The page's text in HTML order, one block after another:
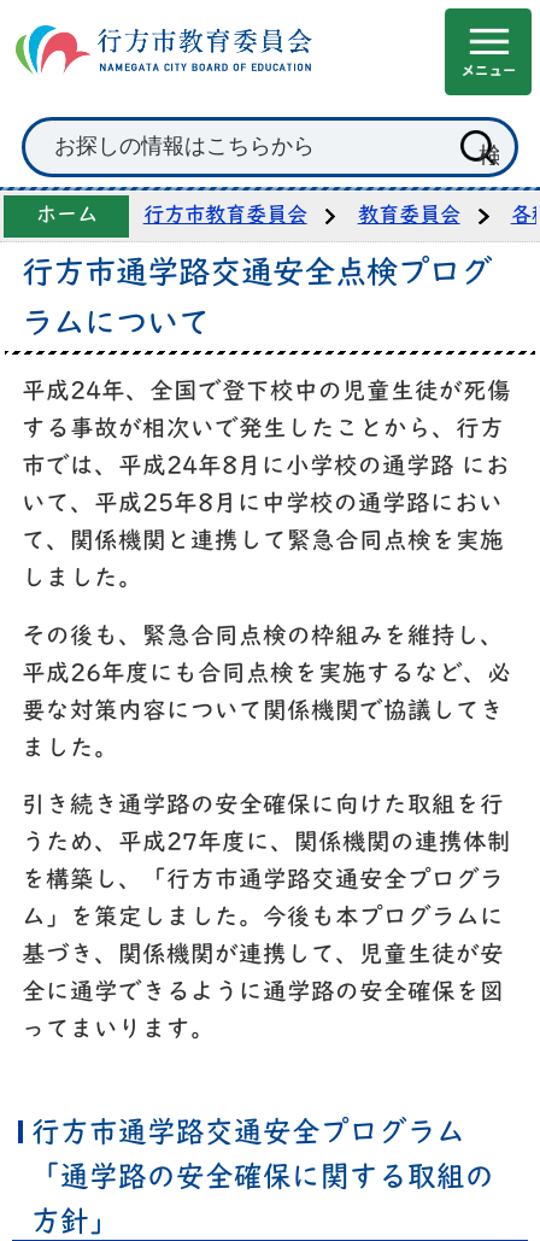
ホーム 行方市教育委員会 教育委員会 各
行方市通学路交通安全点検プログ
ラムについて
平成24年、全国で登下校中の児童生徒が死傷
する事故が相次いで発生したことから、行方
市では、平成24年8月に小学校の通学路 にお
いて、平成25年8月に中学校の通学路におい
て、関係機関と連携して緊急合同点検を実施
しました。
その後も、緊急合同点検の枠組みを維持し、
平成26年度にも合同点検を実施するなど、必
要な対策内容について関係機関で協議してき
ました。
引き続き通学路の安全確保に向けた取組を行
うため、平成27年度に、関係機関の連携体制
を構築し、「行方市通学路交通安全プログラ
ム」を策定しました。今後も本プログラムに
基づき、関係機関が連携して、児童生徒が安
全に通学できるように通学路の安全確保を図
ってまいります。
行方市通学路交通安全プログラム
「通学路の安全確保に関する取組の
方針」